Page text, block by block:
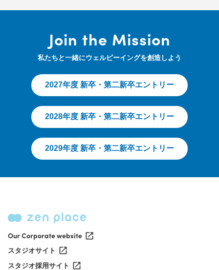
Join the Mission
私たちと一緒にウェルビーイングを創造しよう
2027年度 新卒・第二新卒エントリー
2028年度 新卒・第二新卒エントリー
2029年度 新卒・第二新卒エントリー
Our Corporate website
スタジオサイト
スタジオ採用サイト